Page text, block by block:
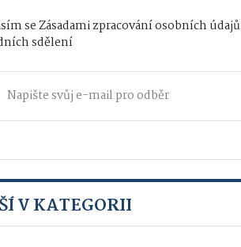
seZásadami zpracování osobních údajů
sdělení
V KATEGORII